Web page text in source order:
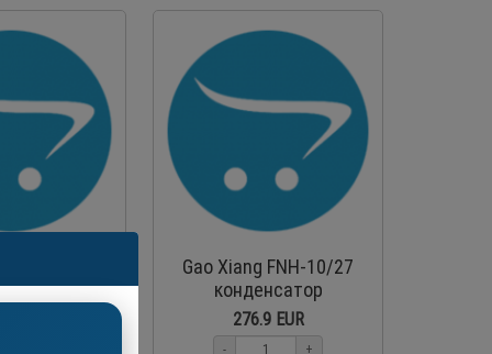
Gao Xiang FNH-10/27
конденсатор
повітряного
охолодження
276.9 EUR
- +